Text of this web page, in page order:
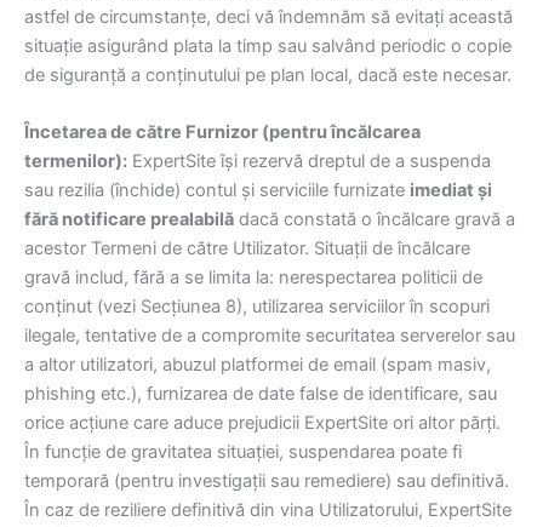
astfel de circumstanțe, deci vă îndemnăm să evitați această
situație asigurând plata la timp sau salvând periodic o copie
de siguranță a conținutului pe plan local, dacă este necesar.
Încetarea de către Furnizor (pentru încălcarea
termenilor): ExpertSite își rezervă dreptul de a suspenda
sau rezilia (închide) contul și serviciile furnizate imediat și
fără notificare prealabilă dacă constată o încălcare gravă a
acestor Termeni de către Utilizator. Situații de încălcare
gravă includ, fără a se limita la: nerespectarea politicii de
conținut (vezi Secțiunea 8), utilizarea serviciilor în scopuri
ilegale, tentative de a compromite securitatea serverelor sau
a altor utilizatori, abuzul platformei de email (spam masiv,
phishing etc.), furnizarea de date false de identificare, sau
orice acțiune care aduce prejudicii ExpertSite ori altor părți.
În funcție de gravitatea situației, suspendarea poate fi
temporară (pentru investigații sau remediere) sau definitivă.
În caz de reziliere definitivă din vina Utilizatorului, ExpertSite